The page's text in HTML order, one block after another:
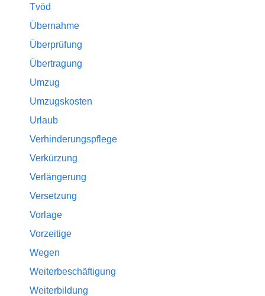
Tvöd
Übernahme
Überprüfung
Übertragung
Umzug
Umzugskosten
Urlaub
Verhinderungspflege
Verkürzung
Verlängerung
Versetzung
Vorlage
Vorzeitige
Wegen
Weiterbeschäftigung
Weiterbildung